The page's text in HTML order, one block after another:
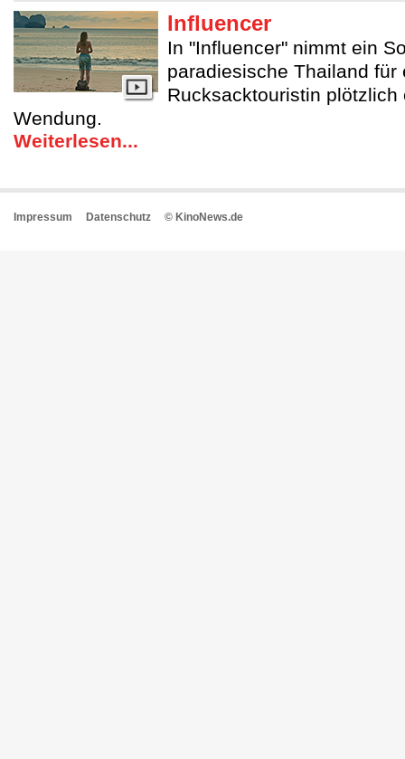
Influencer
In "Influencer" nimmt ein
paradiesische Thailand für
Rucksacktouristin plötzlich
Wendung.
Weiterlesen...
Impressum Datenschutz © KinoNews.de